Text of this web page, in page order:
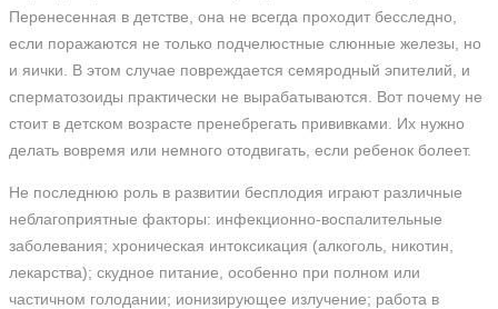
Перенесенная в детстве, она не всегда проходит бесследно,
если поражаются не только подчелюстные слюнные железы, но
и яички. В этом случае повреждается семяродный эпителий, и
сперматозоиды практически не вырабатываются. Вот почему не
стоит в детском возрасте пренебрегать прививками. Их нужно
делать вовремя или немного отодвигать, если ребенок болеет.
Не последнюю роль в развитии бесплодия играют различные
неблагоприятные факторы: инфекционно-воспалительные
заболевания; хроническая интоксикация (алкоголь, никотин,
лекарства); скудное питание, особенно при полном или
частичном голодании; ионизирующее излучение; работа в